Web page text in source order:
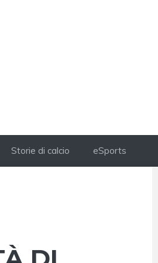
Storie di calcio eSports